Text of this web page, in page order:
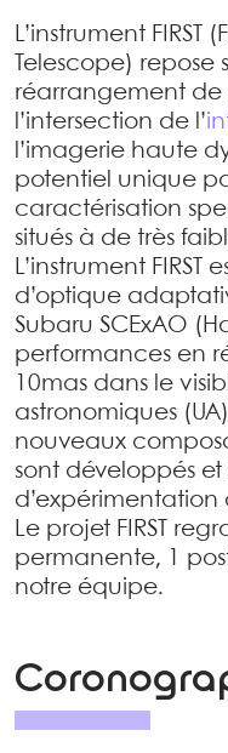
L’instrument
Telescope)
réarrangement
l’intersection de l’
l’imagerie haute
potentiel unique
caractérisation
situés à de très
L’instrument
d’optique
Subaru SCExAO
performances en
10mas dans le
astronomiques
nouveaux
sont développés et
d’expérimentation
Le projet FIRST
permanente, 1
notre équipe.